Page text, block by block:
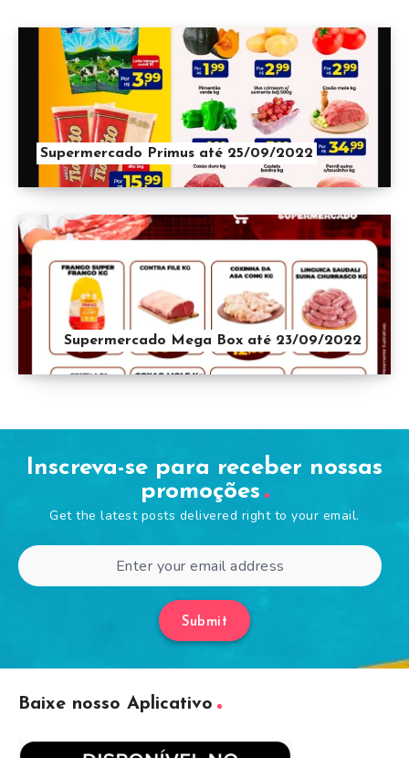
Supermercado Primus até 25/09/2022
Supermercado Mega Box até 23/09/2022
Inscreva-se para receber nossas
promoções
Get the latest posts delivered right to your email.
Submit
Baixe nosso Aplicativo